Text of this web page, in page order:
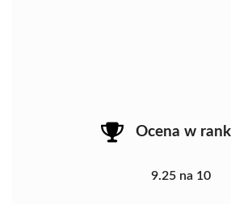
Ocena w
9.25 na 10